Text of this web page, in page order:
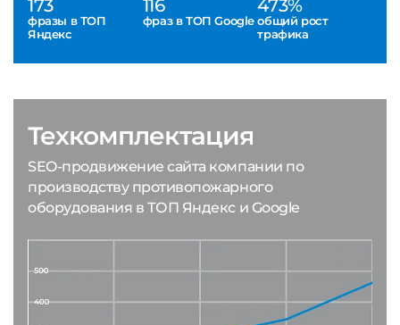
173
фразы в ТОП
Яндекс
116
фраз в ТОП Google
473%
общий рост
трафика
Техкомплектация
SEO-продвижение сайта компании по
производству противопожарного
оборудования в ТОП Яндекс и Google